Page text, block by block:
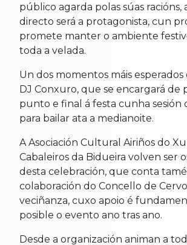
público agarda polas súas racións,
directo será a protagonista, cun
promete manter o ambiente
toda a velada.
Un dos momentos máis esperados
DJ Conxuro, que se encargará de
punto e final á festa cunha sesión
para bailar ata a medianoite.
A Asociación Cultural Airiños do
Cabaleiros da Bidueira volven ser
desta celebración, que conta
colaboración do Concello de
veciñanza, cuxo apoio é
posible o evento ano tras ano.
Desde a organización animan a